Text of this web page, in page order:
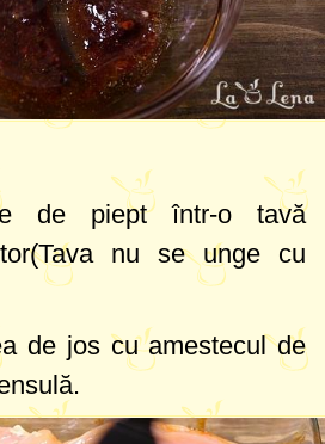
de piept într-o tavă
nu se unge cu
de jos cu amestecul de